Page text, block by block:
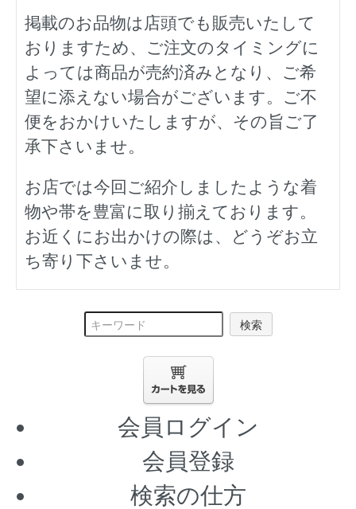
掲載のお品物は店頭でも販売いたして
おりますため、ご注文のタイミングに
よっては商品が売約済みとなり、ご希
望に添えない場合がございます。ご不
便をおかけいたしますが、その旨ご了
承下さいませ。
お店では今回ご紹介しましたような着
物や帯を豊富に取り揃えております。
お近くにお出かけの際は、どうぞお立
ち寄り下さいませ。
検索
会員ログイン
会員登録
検索の仕方